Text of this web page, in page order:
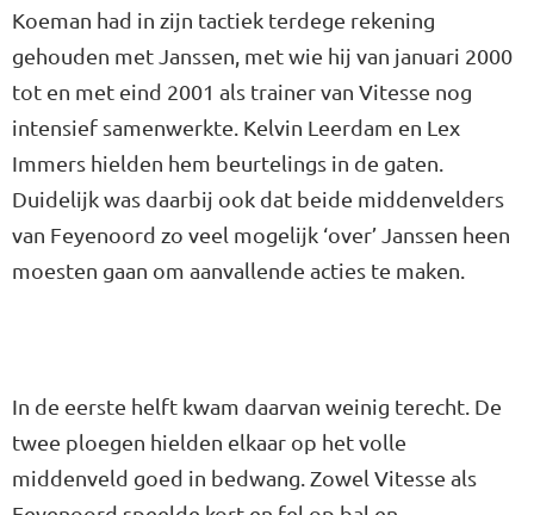
Koeman had in zijn tactiek terdege rekening
gehouden met Janssen, met wie hij van januari 2000
tot en met eind 2001 als trainer van Vitesse nog
intensief samenwerkte. Kelvin Leerdam en Lex
Immers hielden hem beurtelings in de gaten.
Duidelijk was daarbij ook dat beide middenvelders
van Feyenoord zo veel mogelijk ‘over’ Janssen heen
moesten gaan om aanvallende acties te maken.
In de eerste helft kwam daarvan weinig terecht. De
twee ploegen hielden elkaar op het volle
middenveld goed in bedwang. Zowel Vitesse als